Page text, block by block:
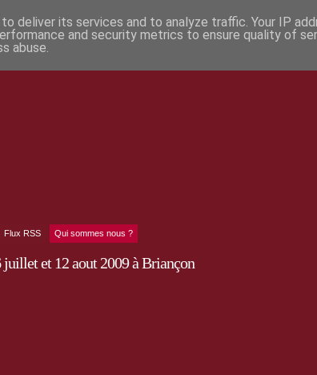
Flux RSS Qui sommes nous ?
juillet et 12 aout 2009 à Briançon
deliver its services and to analyze traffic. Your IP
and security metrics to ensure quality of
abuse.